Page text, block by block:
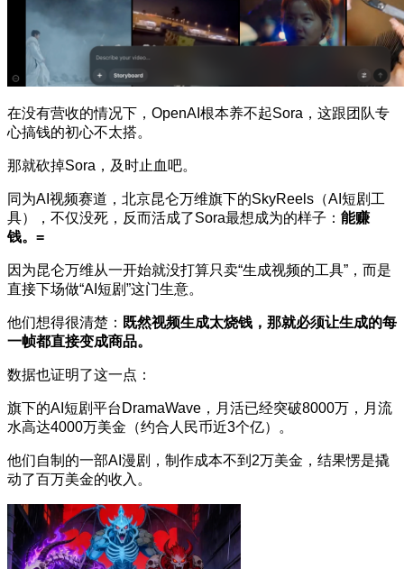
在没有营收的情况下，OpenAI根本养不起Sora，这跟团队专
心搞钱的初心不太搭。
那就砍掉Sora，及时止血吧。
同为AI视频赛道，北京昆仑万维旗下的SkyReels （AI短剧工
具），不仅没死，反而活成了Sora最想成为的样子： 能赚
钱。=
因为昆仑万维从一开始就没打算只卖“生成视频的工具”，而是
直接下场做“AI短剧”这门生意。
他们想得很清楚： 既然视频生成太烧钱，那就必须让生成的每
一帧都直接变成商品。
数据也证明了这一点：
旗下的AI短剧平台DramaWave，月活已经突破8000万，月流
水高达4000万美金（约合人民币近3个亿）。
他们自制的一部AI漫剧，制作成本不到2万美金，结果愣是撬
动了百万美金的收入。